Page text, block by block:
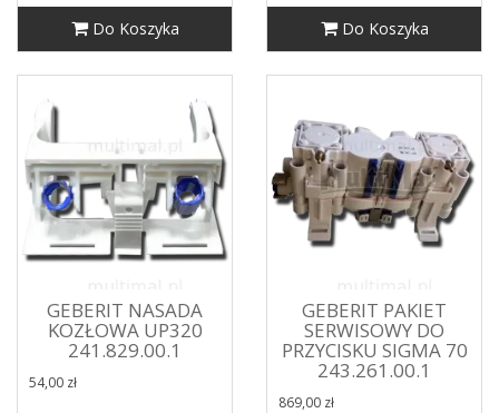
Do Koszyka Do Koszyka
GEBERIT NASADA
KOZŁOWA UP320
241.829.00.1
54,00 zł
GEBERIT PAKIET
SERWISOWY DO
PRZYCISKU SIGMA 70
243.261.00.1
869,00 zł